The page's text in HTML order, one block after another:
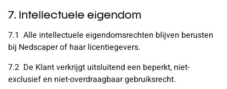
7. Intellectuele eigendom
7.1 Alle intellectuele eigendomsrechten blijven berusten
bij Nedscaper of haar licentiegevers.
7.2 De Klant verkrijgt uitsluitend een beperkt, niet-
exclusief en niet-overdraagbaar gebruiksrecht.